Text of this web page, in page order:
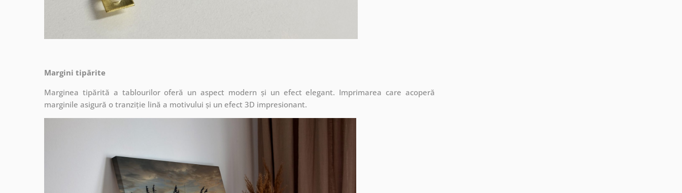
Margini tipărite
Marginea tipărită a tablourilor oferă un aspect modern și un efect elegant. Imprimarea care acoperă
marginile asigură o tranziție lină a motivului și un efect 3D impresionant.